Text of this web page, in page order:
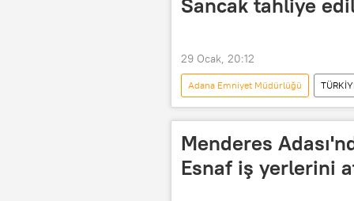
29 Ocak, 20:12
Adana Emniyet Müdürlüğü
Sanal bahis
yasadışı bahis
Menderes
Esnaf iş yerlerini